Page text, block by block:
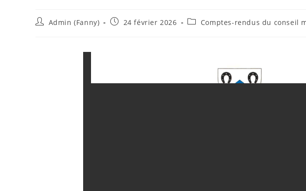
Admin (Fanny) 24 février 2026 Comptes-rendus du conseil